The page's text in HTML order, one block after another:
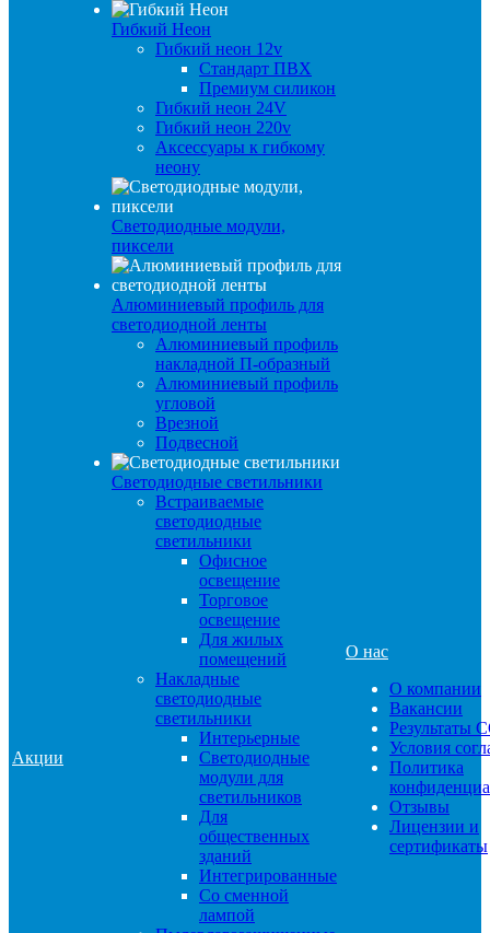
Акции
Гибкий Неон
Гибкий неон 12v
Стандарт ПВХ
Премиум силикон
Гибкий неон 24V
Гибкий неон 220v
Аксессуары к гибкому
неону
Светодиодные модули,
пиксели
Алюминиевый профиль для
светодиодной ленты
Алюминиевый профиль
накладной П-образный
Алюминиевый профиль
угловой
Врезной
Подвесной
Светодиодные светильники
Встраиваемые
светодиодные
светильники
Офисное
освещение
Торговое
освещение
Для жилых
помещений
Накладные
светодиодные
светильники
Интерьерные
Светодиодные
модули для
светильников
Для
общественных
зданий
Интегрированные
Со сменной
лампой
О нас
О компании
Вакансии
Результаты
Условия
Политика
Отзывы
Лицензии и
сертификаты